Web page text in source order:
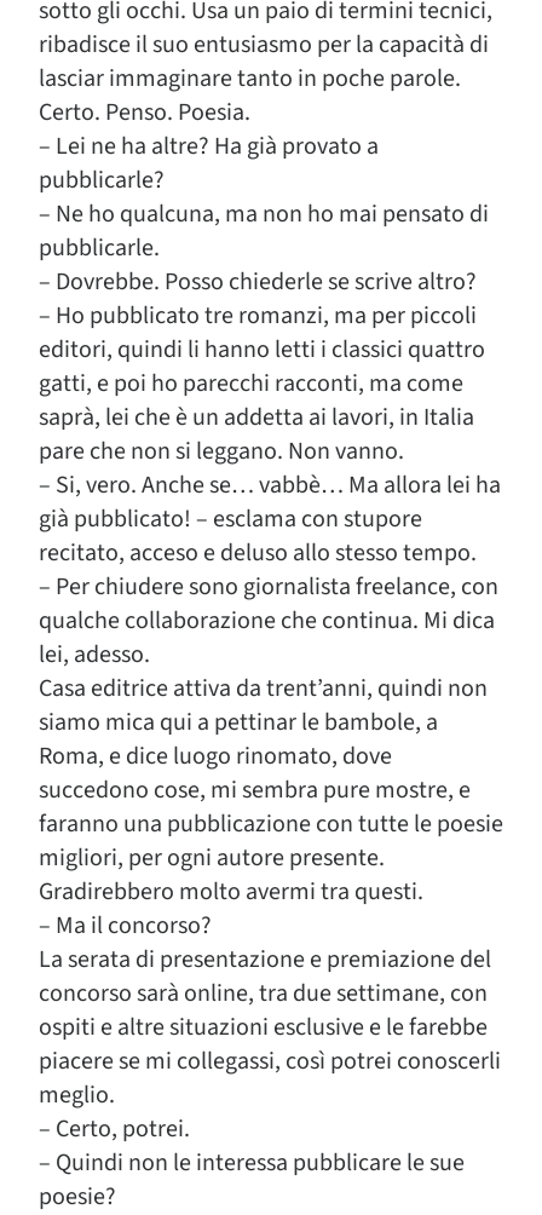
sotto gli occhi. Usa un paio di termini tecnici,
ribadisce il suo entusiasmo per la capacità di
lasciar immaginare tanto in poche parole.
Certo. Penso. Poesia.
– Lei ne ha altre? Ha già provato a
pubblicarle?
– Ne ho qualcuna, ma non ho mai pensato di
pubblicarle.
– Dovrebbe. Posso chiederle se scrive altro?
– Ho pubblicato tre romanzi, ma per piccoli
editori, quindi li hanno letti i classici quattro
gatti, e poi ho parecchi racconti, ma come
saprà, lei che è un addetta ai lavori, in Italia
pare che non si leggano. Non vanno.
– Si, vero. Anche se… vabbè… Ma allora lei ha
già pubblicato! – esclama con stupore
recitato, acceso e deluso allo stesso tempo.
– Per chiudere sono giornalista freelance, con
qualche collaborazione che continua. Mi dica
lei, adesso.
Casa editrice attiva da trent’anni, quindi non
siamo mica qui a pettinar le bambole, a
Roma, e dice luogo rinomato, dove
succedono cose, mi sembra pure mostre, e
faranno una pubblicazione con tutte le poesie
migliori, per ogni autore presente.
Gradirebbero molto avermi tra questi.
– Ma il concorso?
La serata di presentazione e premiazione del
concorso sarà online, tra due settimane, con
ospiti e altre situazioni esclusive e le farebbe
piacere se mi collegassi, così potrei conoscerli
meglio.
– Certo, potrei.
– Quindi non le interessa pubblicare le sue
poesie?